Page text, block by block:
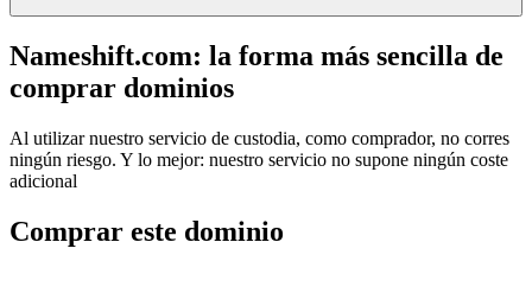
Nameshift.com: la forma más sencilla de
comprar dominios
Al utilizar nuestro servicio de custodia, como comprador, no corres
ningún riesgo. Y lo mejor: nuestro servicio no supone ningún coste
adicional
Comprar este dominio